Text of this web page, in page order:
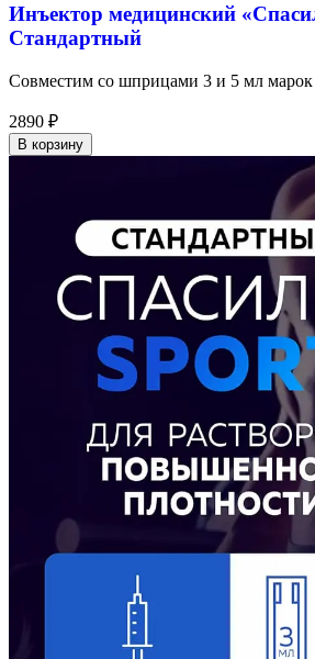
Инъектор медицинский
Стандартный
Совместим со шприцами 3 и 5 мл
2890 ₽
В корзину